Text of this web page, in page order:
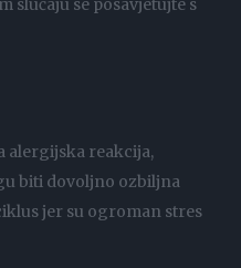
slučaju se posavjetujte s
alergijska reakcija,
biti dovoljno ozbiljna
jer su ogroman stres